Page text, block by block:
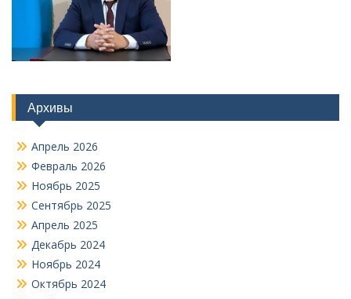
Архивы
Апрель 2026
Февраль 2026
Ноябрь 2025
Сентябрь 2025
Апрель 2025
Декабрь 2024
Ноябрь 2024
Октябрь 2024